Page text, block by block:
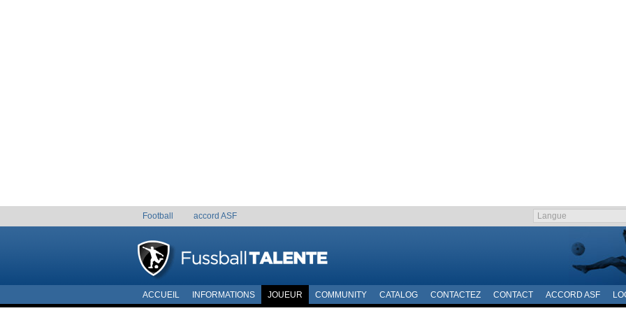
Football accord ASF
ACCUEIL INFORMATIONS JOUEUR COMMUNITY CATALOG CONTACTEZ CONTACT ACCORD ASF